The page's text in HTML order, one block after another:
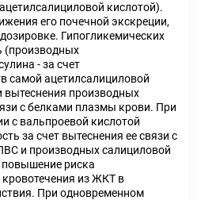
кислотой).
его почечной экскреции,
Гипогликемических
(производных
- за счет
самой ацетилсалициловой
вытеснения производных
с белками плазмы крови. При
с вальпроевой кислотой
за счет вытеснения ее связи с
и производных салициловой
повышение риска
из ЖКТ в
При одновременном